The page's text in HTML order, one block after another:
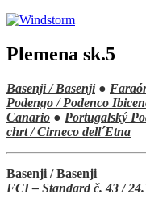
Plemena sk.5
Basenji / Basenji●
Podengo / Podenco
Canario ● Portugalský
chrt / Cirneco dell´Etna
Basenji / Basenji
FCI – Standard č. 43 /